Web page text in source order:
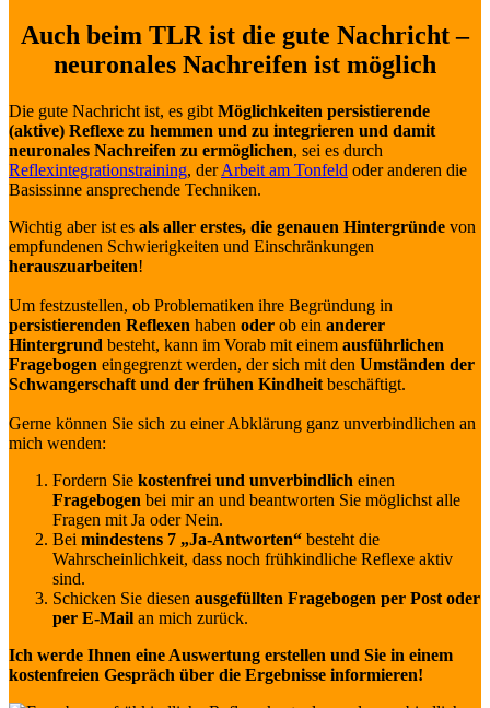
Auch beim TLR ist die gute Nachricht –
neuronales Nachreifen ist möglich
Die gute Nachricht ist, es gibt Möglichkeiten persistierende
(aktive) Reflexe zu hemmen und zu integrieren und damit
neuronales Nachreifen zu ermöglichen, sei es durch
Reflexintegrationstraining, derArbeit am Tonfeld oder anderen die
Basissinne ansprechende Techniken.
Wichtig aber ist es als aller erstes, die genauen Hintergründe von
empfundenen Schwierigkeiten und Einschränkungen
herauszuarbeiten!
Um festzustellen, ob Problematiken ihre Begründung in
persistierenden Reflexen haben oder ob ein anderer
Hintergrund besteht, kann im Vorab mit einem ausführlichen
Fragebogen eingegrenzt werden, der sich mit den Umständen der
Schwangerschaft und der frühen Kindheit beschäftigt.
Gerne können Sie sich zu einer Abklärung ganz unverbindlichen an
mich wenden:
Fordern Sie kostenfrei und unverbindlich einen
Fragebogen bei mir an und beantworten Sie möglichst alle
Fragen mit Ja oder Nein.
Bei mindestens 7 „Ja-Antworten“ besteht die
Wahrscheinlichkeit, dass noch frühkindliche Reflexe aktiv
sind.
Schicken Sie diesen ausgefüllten Fragebogen per Post oder
per E-Mail an mich zurück.
Ich werde Ihnen eine Auswertung erstellen und Sie in einem
kostenfreien Gespräch über die Ergebnisse informieren!